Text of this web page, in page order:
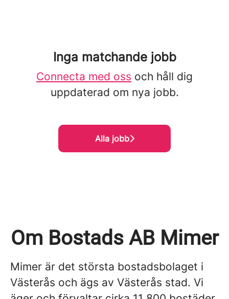
Inga matchande jobb
Connecta med oss och håll dig
uppdaterad om nya jobb.
Alla jobb
Om Bostads AB Mimer
Mimer är det största bostadsbolaget i
Västerås och ägs av Västerås stad. Vi